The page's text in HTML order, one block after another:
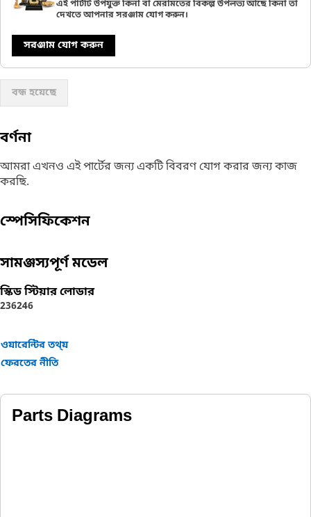
এই পার্টটি উপযুক্ত কিনা বা মেরামতের বিকল্প উপলভ্য আছে কিনা তা
দেখতে আপনার সরঞ্জাম যোগ করুন।
সরঞ্জাম যোগ করুন
বন্ধ হয়েছে
বর্ণনা
আমরা এখনও এই পার্টের জন্য একটি বিবরণ যোগ করার জন্য কাজ
করছি.
স্পেসিফিকেশন
সামঞ্জস্যপূর্ণ মডেল
স্কিড স্টিয়ার লোডার
236246
ওয়ারেন্টির তথ্য়
ফেরতের নীতি
Parts Diagrams